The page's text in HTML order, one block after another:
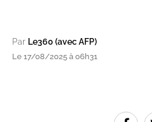
Par Le360 (avec AFP)
Le 17/08/2025 à 06h31